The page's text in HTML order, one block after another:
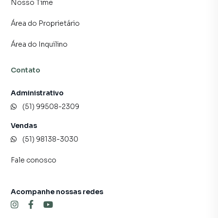
imóvel mais rápido. Contamos também com um time de
atendimento preparada para atender proprietários e
Nosso Time
Área do Proprietário
Área do Inquilino
Contato
Administrativo
(51) 99508-2309
Vendas
(51) 98138-3030
Fale conosco
Acompanhe nossas redes